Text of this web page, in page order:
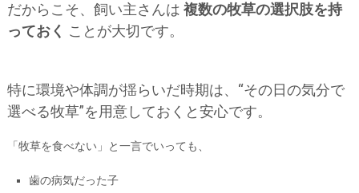
だからこそ、飼い主さんは 複数の牧草の選択肢を持
っておく ことが大切です。
特に環境や体調が揺らいだ時期は、“その日の気分で
選べる牧草”を用意しておくと安心です。
「牧草を食べない」と一言でいっても、
歯の病気だった子